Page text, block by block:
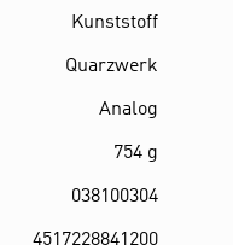
Kunststoff
Quarzwerk
Analog
754 g
038100304
4517228841200